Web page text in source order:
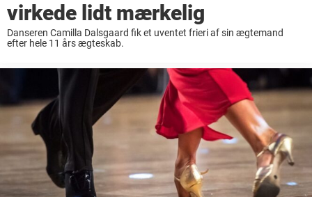
virkede lidt mærkelig
Danseren Camilla Dalsgaard fik et uventet frieri af sin ægtemand
efter hele 11 års ægteskab.